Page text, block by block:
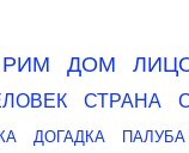
РИМ ДОМ
СТРАНА
ДОГАДКА
ПАЛУБА